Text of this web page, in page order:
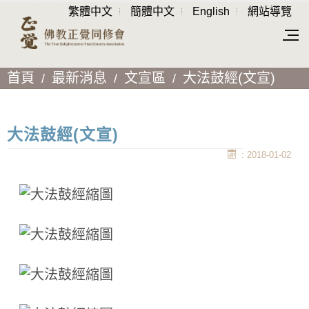
繁體中文 簡體中文 English 網站導覽
首頁 最新消息 文宣區 大法鼓經(文宣)
大法鼓經(文宣)
: 2018-01-02